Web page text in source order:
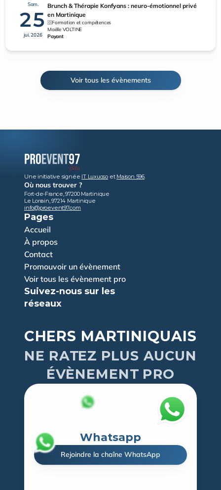
Voir tous les évènements
Sam.
25
jui. 2026
Brunch & Thérapie Konfyans : neuro-émotionnel privé
en Martinique
Formation et compétences
Maëlle VOLTINE
Payant
Une initiative signée IT Luxuoso et Maison 596.
Où nous trouver ?
Fort-de-France, 97200 Martinique
Le Lorrain, 97214 Martinique
info@proevent97.com
Pages
Accueil
À propos
Contact
Promouvoir un évènement
Voir tous les évènement pro
Suivez-nous sur les
réseaux
CHERS MARTINIQUAIS
NE RATEZ PLUS AUCUN
ÉVÈNEMENT PRO
Whatsapp
Rejoindre la chaîne WhatsApp